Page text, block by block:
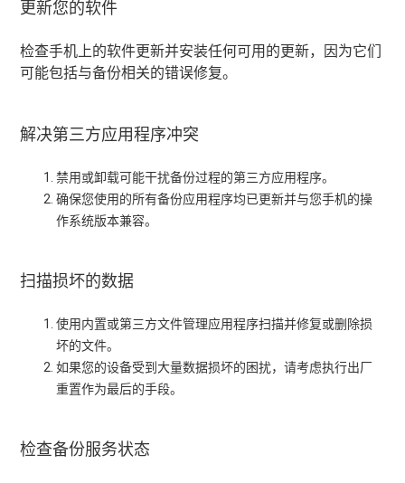
更新您的软件
检查手机上的软件更新并安装任何可用的更新，因为它们
可能包括与备份相关的错误修复。
解决第三方应用程序冲突
禁用或卸载可能干扰备份过程的第三方应用程序。
确保您使用的所有备份应用程序均已更新并与您手机的操
作系统版本兼容。
扫描损坏的数据
使用内置或第三方文件管理应用程序扫描并修复或删除损
坏的文件。
如果您的设备受到大量数据损坏的困扰，请考虑执行出厂
重置作为最后的手段。
检查备份服务状态